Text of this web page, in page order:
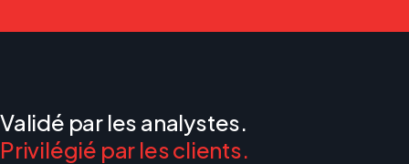
Validé par les analystes.
Privilégié par les clients.